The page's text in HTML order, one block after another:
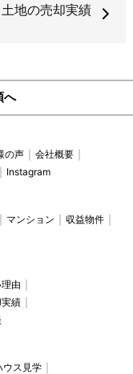
地の売却実績
へ
の声
会社概要
Instagram
マンション
収益物件
由
績
ウス見学